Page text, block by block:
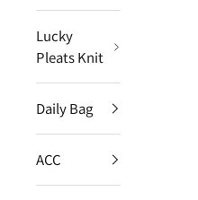
Lucky
Pleats Knit
Daily Bag
ACC